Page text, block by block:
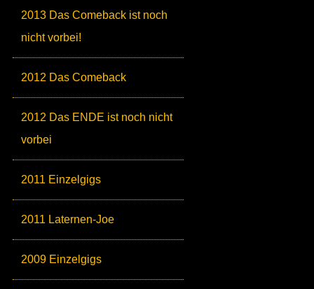
2013 Das Comeback ist noch
nicht vorbei!
2012 Das Comeback
2012 Das ENDE ist noch nicht
vorbei
2011 Einzelgigs
2011 Laternen-Joe
2009 Einzelgigs